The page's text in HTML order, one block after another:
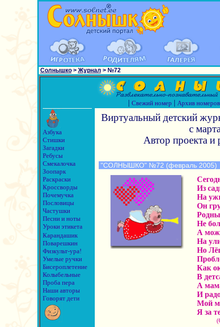
Солнышко> Журнал > №72
| Свежий номер | Архив номеров
Азбука
Стишки
Загадки
Ребусы
Смекалочка
Зоопарк
Раскраски
Кроссворды
Почемучка
Пословицы
Частушки
Песни и ноты
Уроки этикета
Карандашик
Поварешкин
Физкульт-ура!
Умелые ручки
Бисероплетение
Колыбельные
Проба пера
Наши авторы
Говорят дети
Виртуальный детский
с
Автор проекта и
"СОЛНЫШКО" №72 (февраль 2005)
Из
На
Он
Не
А
На
Но
Как
В
А
И
Мой
Я за